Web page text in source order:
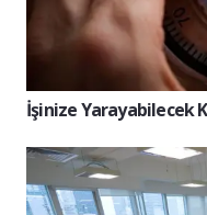
İşinize Yarayabilecek